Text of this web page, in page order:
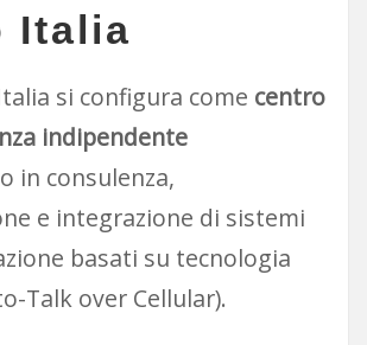
Italia
si configura come centro
indipendente
in consulenza,
e integrazione di sistemi
basati su tecnologia
Talk over Cellular).